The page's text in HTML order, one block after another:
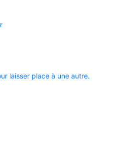
laisser place à une autre.